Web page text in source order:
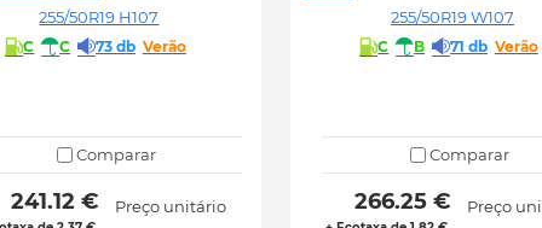
255/50R19 H107
C C 73 db Verão
Comparar
241.12 € Preço unitário
255/50R19 W107
C B 71 db Verão
Comparar
266.25 € Preço